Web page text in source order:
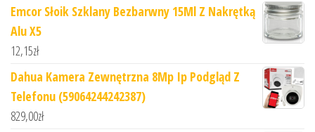
Emcor Słoik Szklany Bezbarwny 15Ml Z Nakrętką
Alu X5
12,15zł
Dahua Kamera Zewnętrzna 8Mp Ip Podgląd Z
Telefonu (59064244242387)
829,00zł